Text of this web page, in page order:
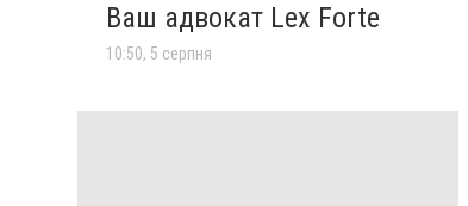
Ваш адвокат Lex Forte
10:50, 5 серпня